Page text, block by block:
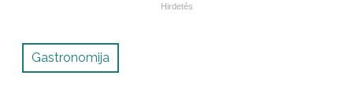
Gastronomija